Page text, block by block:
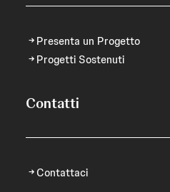
Presenta un Progetto
Progetti Sostenuti
Contatti
Contattaci